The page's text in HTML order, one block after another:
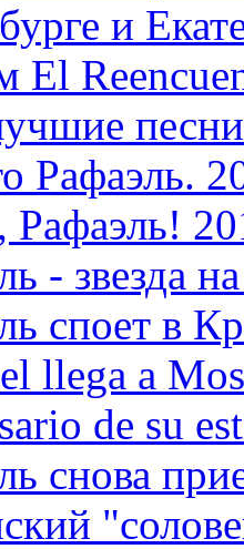
и
El
Рафаэль.
Рафаэль!
- звезда
споет в
llega a
de su
снова